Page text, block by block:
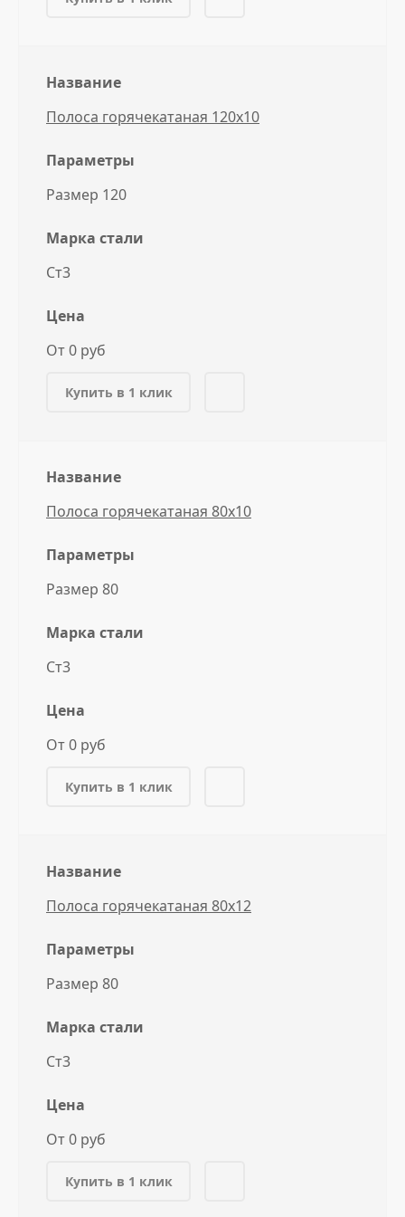
Название
Полоса горячекатаная 120x10
Параметры
Размер 120
Марка стали
Ст3
Цена
От 0 руб
Купить в 1 клик
Название
Полоса горячекатаная 80x10
Параметры
Размер 80
Марка стали
Ст3
Цена
От 0 руб
Купить в 1 клик
Название
Полоса горячекатаная 80x12
Параметры
Размер 80
Марка стали
Ст3
Цена
От 0 руб
Купить в 1 клик